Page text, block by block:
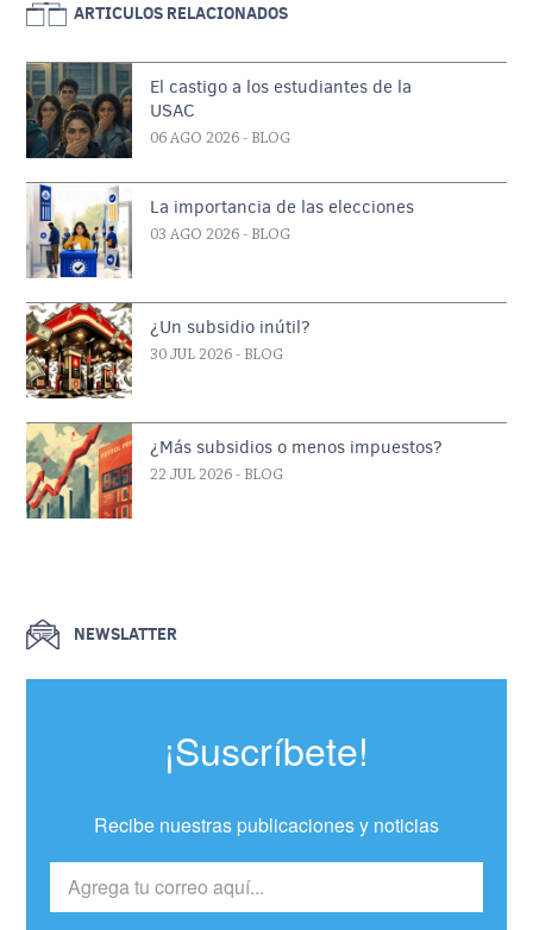
ARTICULOS RELACIONADOS
El castigo a los estudiantes de la
USAC
06 AGO 2026 - BLOG
La importancia de las elecciones
03 AGO 2026 - BLOG
¿Un subsidio inútil?
30 JUL 2026 - BLOG
¿Más subsidios o menos impuestos?
22 JUL 2026 - BLOG
NEWSLATTER
¡Suscríbete!
Recibe nuestras publicaciones y noticias